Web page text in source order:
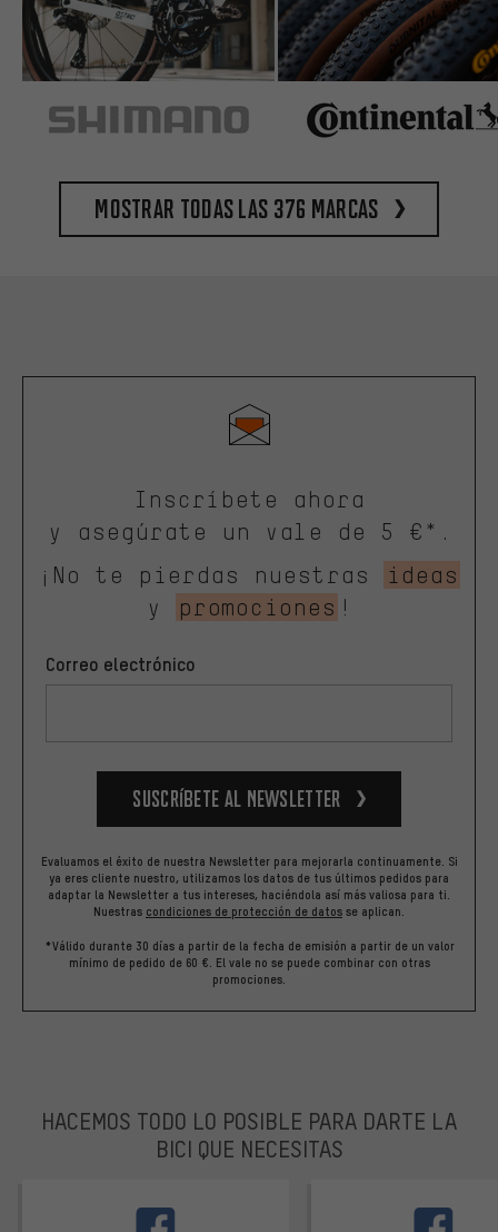
Mostrar todas las 376 marcas
Inscríbete ahora
y asegúrate un vale de 5 €*.
¡No te pierdas nuestras
ideas
y
promociones !
Correo electrónico
Suscríbete al newsletter
Evaluamos el éxito de nuestra Newsletter para mejorarla continuamente. Si
ya eres cliente nuestro, utilizamos los datos de tus últimos pedidos para
adaptar la Newsletter a tus intereses, haciéndola así más valiosa para ti.
Nuestras condiciones de protección de datos se aplican.
*Válido durante 30 días a partir de la fecha de emisión a partir de un valor
mínimo de pedido de 60 €. El vale no se puede combinar con otras
promociones.
HACEMOS TODO LO POSIBLE PARA DARTE LA
BICI QUE NECESITAS